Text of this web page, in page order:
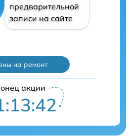
предварительной
записи на сайте
на ремонт
акции